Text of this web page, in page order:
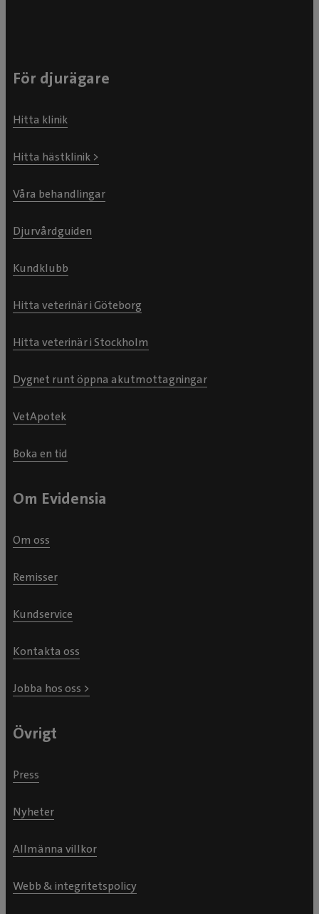
För djurägare
Hitta klinik
Hitta hästklinik >
Våra behandlingar
Djurvårdguiden
Kundklubb
Hitta veterinär i Göteborg
Hitta veterinär i Stockholm
Dygnet runt öppna akutmottagningar
VetApotek
Boka en tid
Om Evidensia
Om oss
Remisser
Kundservice
Kontakta oss
Jobba hos oss >
Övrigt
Press
Nyheter
Allmänna villkor
Webb & integritetspolicy